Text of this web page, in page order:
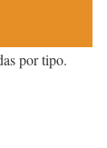
por tipo.